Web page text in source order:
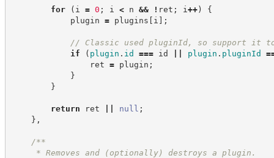
for ( i = 0 ; i < n && ! ret ; i ++)
{
plugin = plugins [ i ] ;
// Classic used pluginId, so support it
if
( plugin . id === id plugin . pluginId
ret = plugin ;
}
}
return ret null ;
} ,
/**
* Removes and (optionally) destroys a plugin.